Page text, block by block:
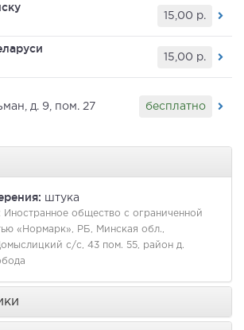
15,00 р.
15,00 р.
д. 9, пом. 27
бесплатно
штука
Иностранное общество с ограниченной
«Нормарк», РБ, Минская обл.,
с/с, 43 пом. 55, район д.